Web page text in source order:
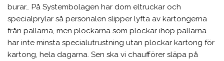
burar… På Systembolagen har dom eltruckar och
specialprylar så personalen slipper lyfta av kartongerna
från pallarna, men plockarna som plockar ihop pallarna
har inte minsta specialutrustning utan plockar kartong för
kartong, hela dagarna. Sen ska vi chaufförer släpa på